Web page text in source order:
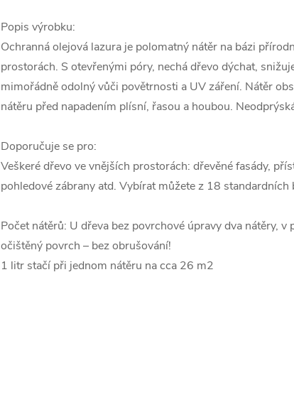
Popis výrobku:
Ochranná olejová lazura je polomatný nátěr na bázi
prostorách. S otevřenými póry, nechá dřevo dýchat,
mimořádně odolný vůči povětrnosti a UV záření. Nátěr
nátěru před napadením plísní, řasou a houbou.
Doporučuje se pro:
Veškeré dřevo ve vnějších prostorách: dřevěné fasády,
pohledové zábrany atd. Vybírat můžete z 18 standardních
Počet nátěrů: U dřeva bez povrchové úpravy dva nátěry,
očištěný povrch – bez obrušování!
1 litr stačí při jednom nátěru na cca 26 m2